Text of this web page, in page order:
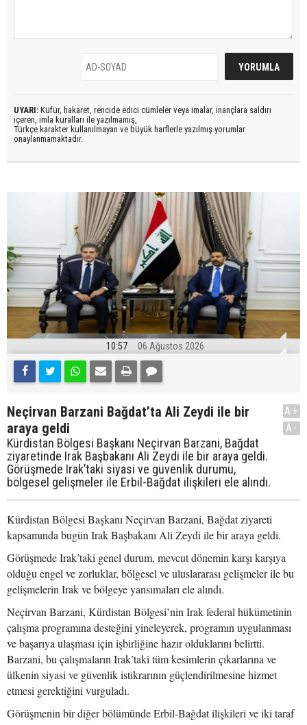
UYARI: Küfür, hakaret, rencide edici cümleler veya imalar, inançlara saldırı
içeren, imla kuralları ile yazılmamış,
Türkçe karakter kullanılmayan ve büyük harflerle yazılmış yorumlar
onaylanmamaktadır.
10:57 06 Ağustos 2026
Neçirvan Barzani Bağdat’ta Ali Zeydi ile bir
araya geldi
Kürdistan Bölgesi Başkanı Neçirvan Barzani, Bağdat
ziyaretinde Irak Başbakanı Ali Zeydi ile bir araya geldi.
Görüşmede Irak’taki siyasi ve güvenlik durumu,
bölgesel gelişmeler ile Erbil-Bağdat ilişkileri ele alındı.
A+
A-
Kürdistan Bölgesi Başkanı Neçirvan Barzani, Bağdat ziyareti
kapsamında bugün Irak Başbakanı Ali Zeydi ile bir araya geldi.
Görüşmede Irak’taki genel durum, mevcut dönemin karşı karşıya
olduğu engel ve zorluklar, bölgesel ve uluslararası gelişmeler ile bu
gelişmelerin Irak ve bölgeye yansımaları ele alındı.
Neçirvan Barzani, Kürdistan Bölgesi’nin Irak federal hükümetinin
çalışma programına desteğini yineleyerek, programın uygulanması
ve başarıya ulaşması için işbirliğine hazır olduklarını belirtti.
Barzani, bu çalışmaların Irak’taki tüm kesimlerin çıkarlarına ve
ülkenin siyasi ve güvenlik istikrarının güçlendirilmesine hizmet
etmesi gerektiğini vurguladı.
Görüşmenin bir diğer bölümünde Erbil-Bağdat ilişkileri ve iki taraf